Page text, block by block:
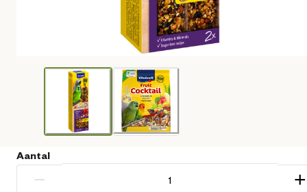
Aantal
− +